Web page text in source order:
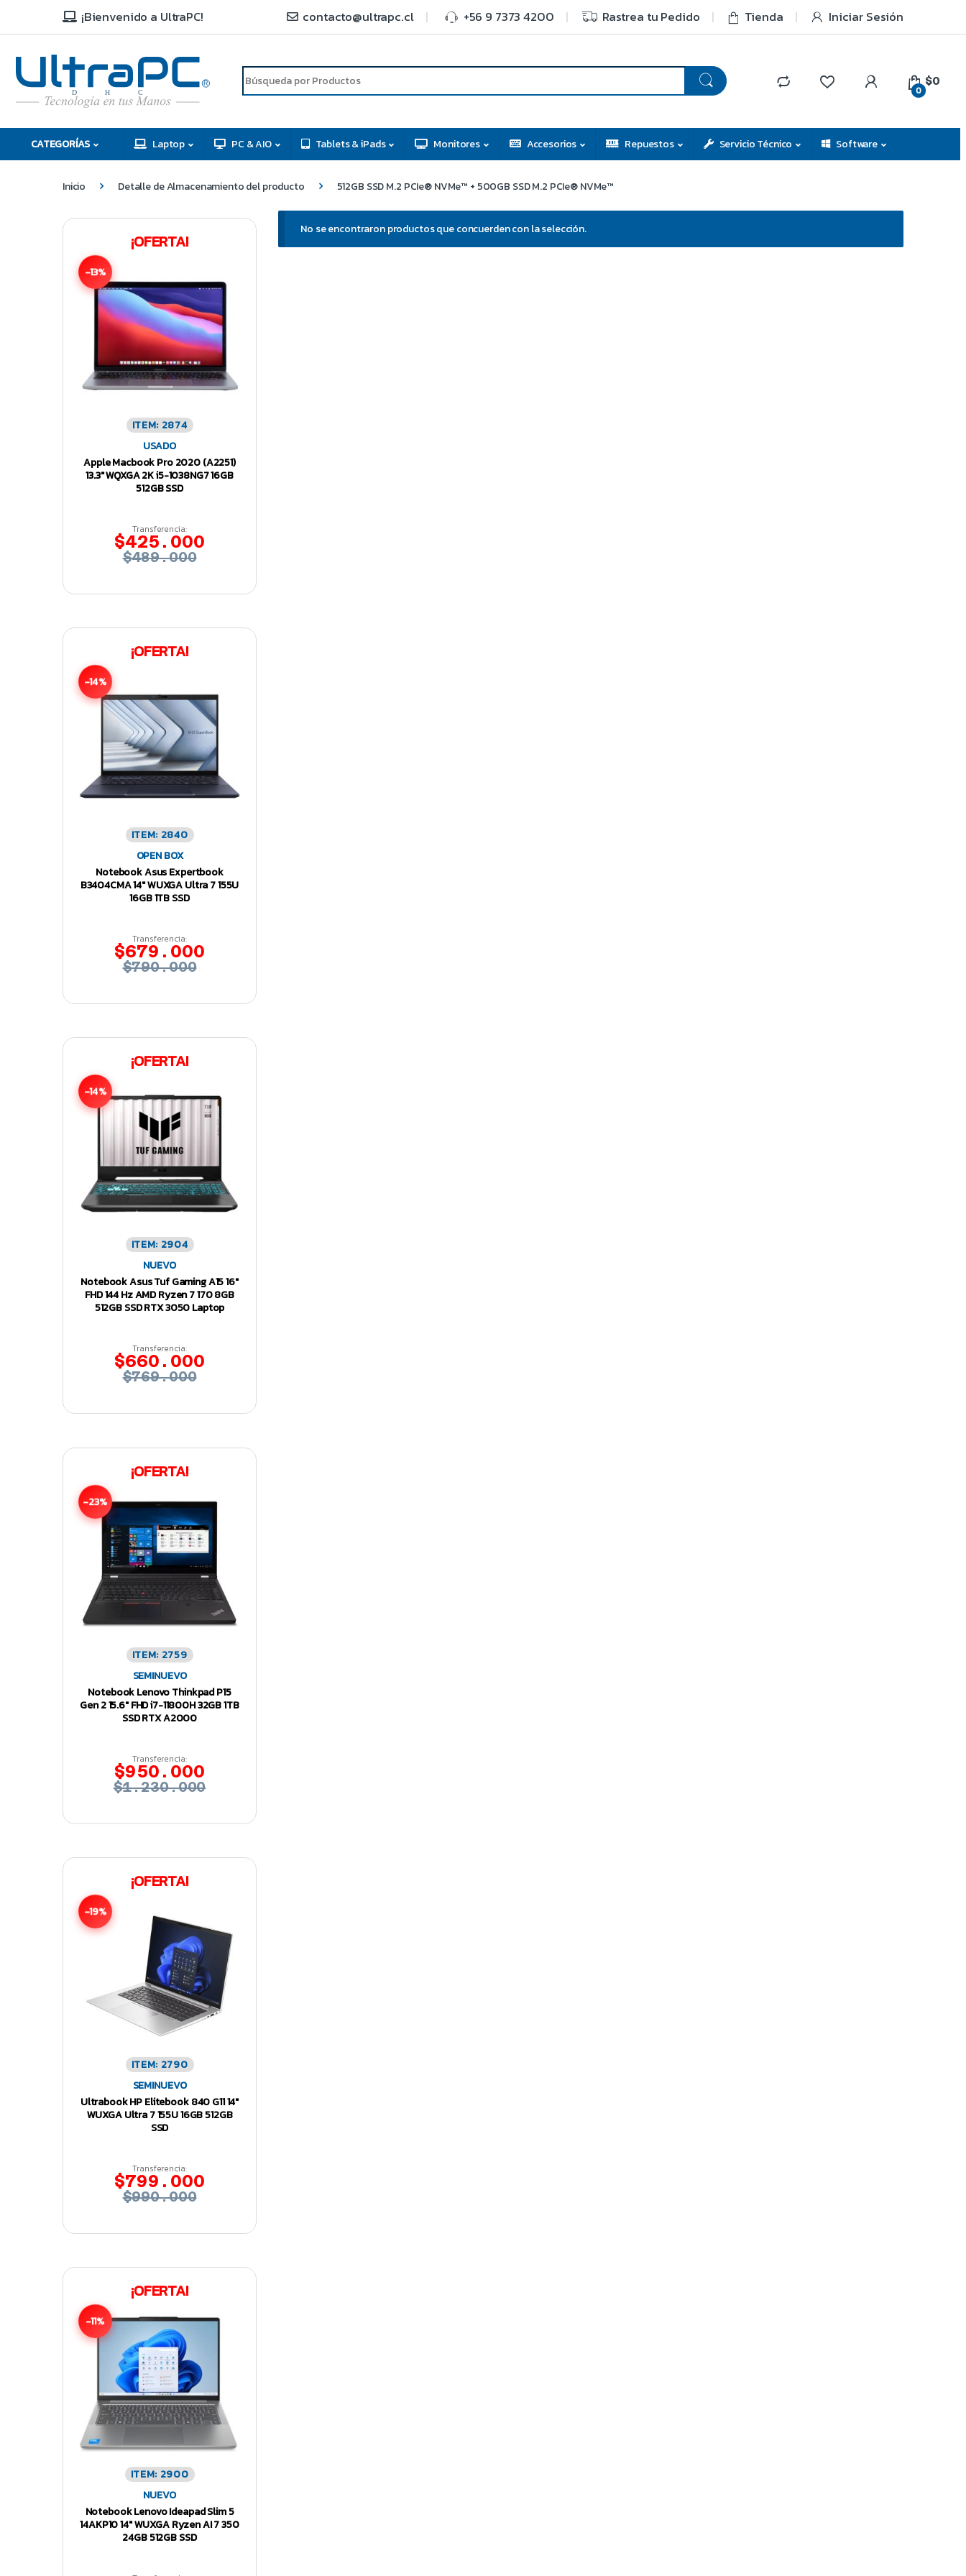
¡Bienvenido a UltraPC! contacto@ultrapc.cl +56 9 7373 4200 Rastrea tu Pedido Tienda Iniciar Sesión
C
H
D
R
0
$0
CATEGORÍAS Laptop PC & AIO Tablets & iPads Monitores Accesorios Repuestos Servicio Técnico Software
Inicio Detalle de Almacenamiento del producto 512GB SSD M.2 PCIe® NVMe™ + 500GB SSD M.2 PCIe® NVMe™
No se encontraron productos que concuerden con la selección.
¡OFERTA!
-13%
ITEM: 2874
USADO
Apple Macbook Pro 2020 (A2251)
13.3″ WQXGA 2K i5-1038NG7 16GB
512GB SSD
Transferencia:
$425.000
$489.000
¡OFERTA!
-14%
ITEM: 2840
OPEN BOX
Notebook Asus Expertbook
B3404CMA 14″ WUXGA Ultra 7 155U
16GB 1TB SSD
Transferencia:
$679.000
$790.000
¡OFERTA!
-14%
ITEM: 2904
NUEVO
Notebook Asus Tuf Gaming A15 16″
FHD 144 Hz AMD Ryzen 7 170 8GB
512GB SSD RTX 3050 Laptop
Transferencia:
$660.000
$769.000
¡OFERTA!
-23%
ITEM: 2759
SEMINUEVO
Notebook Lenovo Thinkpad P15
Gen 2 15.6″ FHD i7-11800H 32GB 1TB
SSD RTX A2000
Transferencia:
$950.000
$1.230.000
¡OFERTA!
-19%
ITEM: 2790
SEMINUEVO
Ultrabook HP Elitebook 840 G11 14″
WUXGA Ultra 7 155U 16GB 512GB
SSD
Transferencia:
$799.000
$990.000
¡OFERTA!
-11%
ITEM: 2900
NUEVO
Notebook Lenovo Ideapad Slim 5
14AKP10 14″ WUXGA Ryzen AI 7 350
24GB 512GB SSD